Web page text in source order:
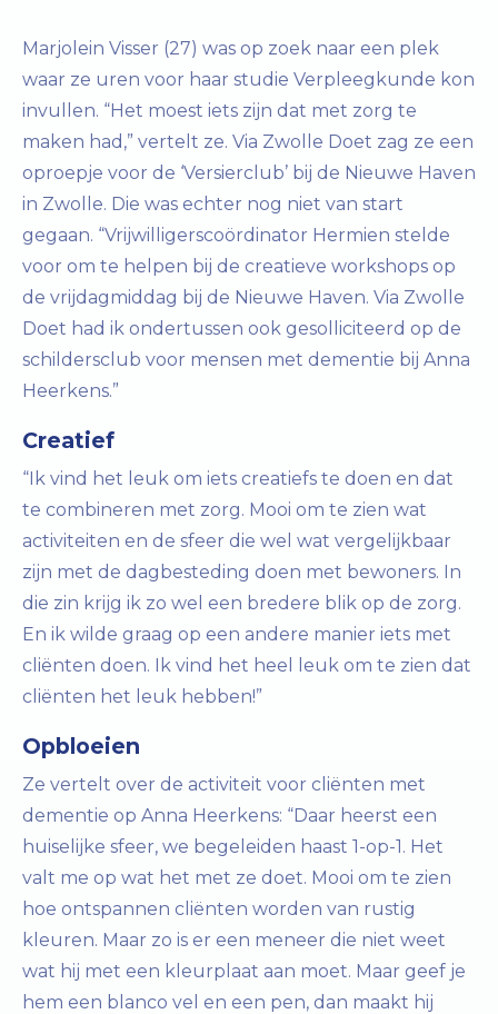
Marjolein Visser (27) was op zoek naar een plek
waar ze uren voor haar studie Verpleegkunde kon
invullen. “Het moest iets zijn dat met zorg te
maken had,” vertelt ze. Via Zwolle Doet zag ze een
oproepje voor de ‘Versierclub’ bij de Nieuwe Haven
in Zwolle. Die was echter nog niet van start
gegaan. “Vrijwilligerscoördinator Hermien stelde
voor om te helpen bij de creatieve workshops op
de vrijdagmiddag bij de Nieuwe Haven. Via Zwolle
Doet had ik ondertussen ook gesolliciteerd op de
schildersclub voor mensen met dementie bij Anna
Heerkens.”
Creatief
“Ik vind het leuk om iets creatiefs te doen en dat
te combineren met zorg. Mooi om te zien wat
activiteiten en de sfeer die wel wat vergelijkbaar
zijn met de dagbesteding doen met bewoners. In
die zin krijg ik zo wel een bredere blik op de zorg.
En ik wilde graag op een andere manier iets met
cliënten doen. Ik vind het heel leuk om te zien dat
cliënten het leuk hebben!”
Opbloeien
Ze vertelt over de activiteit voor cliënten met
dementie op Anna Heerkens: “Daar heerst een
huiselijke sfeer, we begeleiden haast 1-op-1. Het
valt me op wat het met ze doet. Mooi om te zien
hoe ontspannen cliënten worden van rustig
kleuren. Maar zo is er een meneer die niet weet
wat hij met een kleurplaat aan moet. Maar geef je
hem een blanco vel en een pen, dan maakt hij